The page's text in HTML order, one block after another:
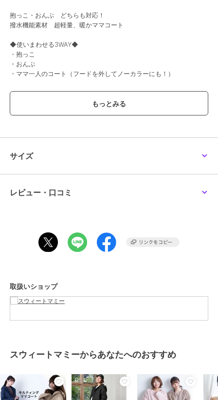
抱っこ・おんぶ どちらも対応！
撥水機能素材 超軽量、暖かママコート
◆使いまわせる3WAY◆
・抱っこ
・おんぶ
・ママ一人のコート（フードを外してノーカラーにも！）
■素材
マットで上品な中綿キルティング素材
◯世界基準の品質管理
■デザイン
ママコートに見えない着痩せシルエット
・ダッカー
◯かぶせ付き後ろファスナーがデザイン映え（YKKファスナー使用）
****************
入卒園や結婚式・七五三に華を添えるフォーマルでママのキレイを応
美胸をつくるノンワイヤーブラ、骨盤メイクショーツなどの下着、ル
ームウェアも。
ベビー・キッズの肌着や防寒着といったデイリーアイテム、袴やセッ
サイズ
レビュー・口コミ
取扱いショップ
スウィートマミーからあなたへのおすすめ